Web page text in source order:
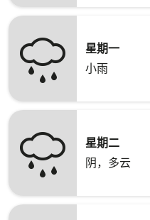
星期一
小雨
星期二
阴，多云